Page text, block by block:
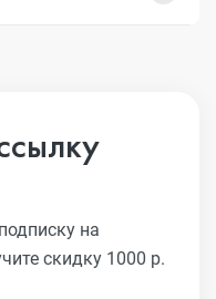
на
скидку 1000 р.